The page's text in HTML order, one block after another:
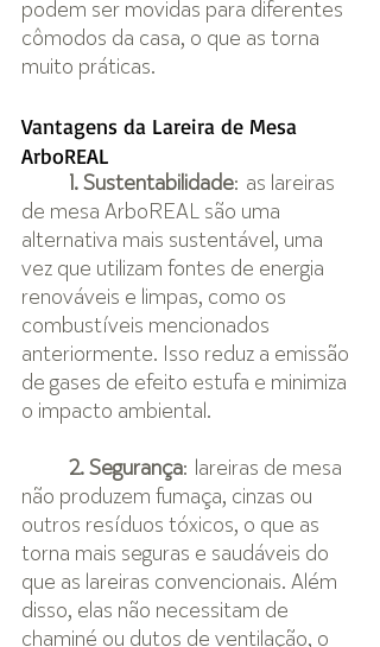
podem ser movidas para diferentes
cômodos da casa, o que as torna
muito práticas.
Vantagens da Lareira de Mesa
ArboREAL
1. Sustentabilidade: as lareiras
de mesa ArboREAL são uma
alternativa mais sustentável, uma
vez que utilizam fontes de energia
renováveis e limpas, como os
combustíveis mencionados
anteriormente. Isso reduz a emissão
de gases de efeito estufa e minimiza
o impacto ambiental.
2. Segurança: lareiras de mesa
não produzem fumaça, cinzas ou
outros resíduos tóxicos, o que as
torna mais seguras e saudáveis do
que as lareiras convencionais. Além
disso, elas não necessitam de
chaminé ou dutos de ventilação, o